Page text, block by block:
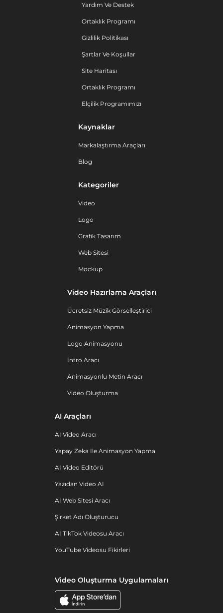
Yardım Ve Destek
Ortaklık Programı
Gizlilik Politikası
Şartlar Ve Koşullar
Site Haritası
Ortaklık Programı
Elçilik Programımızı
Kaynaklar
Markalaştırma Araçları
Blog
Kategoriler
Video
Logo
Grafik Tasarım
Web Sitesi
Mockup
Video Hazırlama Araçları
Ücretsiz Müzik Görselleştirici
Animasyon Yapma
Logo Animasyonu
İntro Aracı
Animasyonlu Metin Aracı
Video Oluşturma
AI Araçları
AI Video Aracı
Yapay Zeka Ile Animasyon Yapma
AI Video Editörü
Yazıdan Video AI
AI Web Sitesi Aracı
Şirket Adı Oluşturucu
AI TikTok Videosu Aracı
YouTube Videosu Fikirleri
Video Oluşturma Uygulamaları